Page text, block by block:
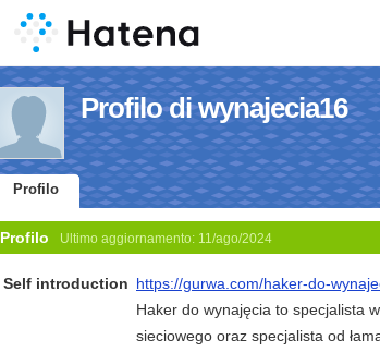
Profilo di wynajecia16
Profilo
Profilo Ultimo aggiornamento: 11/ago/2024
Self introduction https://gurwa.com/haker-do-
Haker do wynajęcia to specjalista
sieciowego oraz specjalista od